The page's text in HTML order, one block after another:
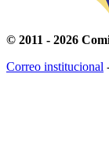
© 2011 - 2026
Correo institucional